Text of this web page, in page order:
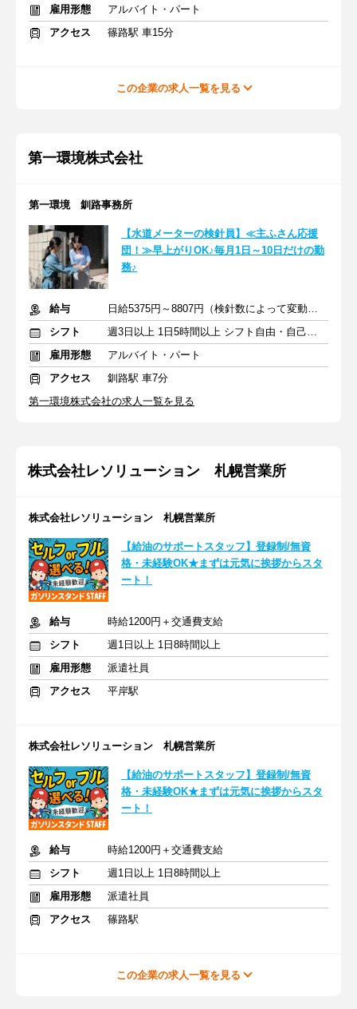
雇用形態
アルバイト・パート
アクセス
篠路駅 車15分
この企業の求人一覧を見る
第一環境株式会社
第一環境 釧路事務所
【水道メーターの検針員】≪主ふさん応援
団！≫早上がりOK♪毎月1日～10日だけの勤
務♪
給与
日給5375円～8807円（検針数によって変動）＋交通費
シフト
週3日以上 1日5時間以上 シフト自由・自己申告
雇用形態
アルバイト・パート
アクセス
釧路駅 車7分
第一環境株式会社の求人一覧を見る
株式会社レソリューション 札幌営業所
株式会社レソリューション 札幌営業所
【給油のサポートスタッフ】登録制/無資
格・未経験OK★まずは元気に挨拶からスタ
ート！
給与
時給1200円＋交通費支給
シフト
週1日以上 1日8時間以上
雇用形態
派遣社員
アクセス
平岸駅
株式会社レソリューション 札幌営業所
【給油のサポートスタッフ】登録制/無資
格・未経験OK★まずは元気に挨拶からスタ
ート！
給与
時給1200円＋交通費支給
シフト
週1日以上 1日8時間以上
雇用形態
派遣社員
アクセス
篠路駅
この企業の求人一覧を見る